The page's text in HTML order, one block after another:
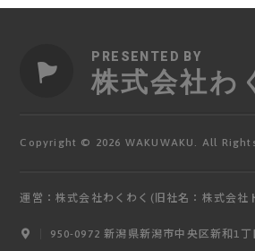
PRESENTED BY
株式会社わ
Copyright © 2026 WAKUWAKU. All
運営：株式会社わくわく(旧社名：株式会社
950-0972 新潟県新潟市中央区新和1丁